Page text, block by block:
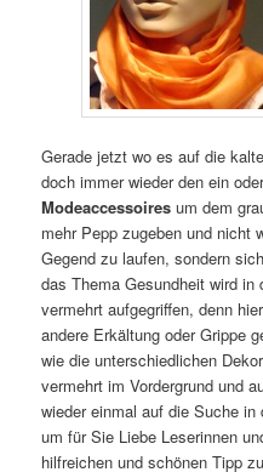
Gerade jetzt wo es auf die
doch immer wieder den ein
Modeaccessoires um dem
mehr Pepp zugeben und nicht
Gegend zu laufen, sondern
das Thema Gesundheit wird in
vermehrt aufgegriffen, denn
andere Erkältung oder Grippe
wie die unterschiedlichen
vermehrt im Vordergrund und
wieder einmal auf die Suche
um für Sie Liebe Leserinnen
hilfreichen und schönen Tipp